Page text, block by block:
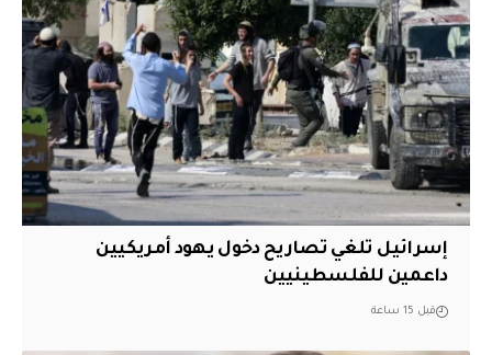
إسرائيل تلغي تصاريح دخول يهود أمريكيين
داعمين للفلسطينيين
قبل 15 ساعة